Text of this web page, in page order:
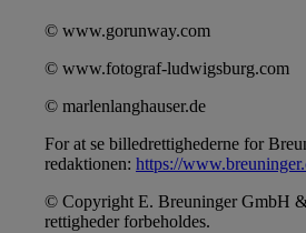
© www.gorunway.com
© www.fotograf-ludwigsburg.com
© marlenlanghauser.de
For at se billedrettighederne for
redaktionen: https://
© Copyright E. Breuninger GmbH
rettigheder forbeholdes.